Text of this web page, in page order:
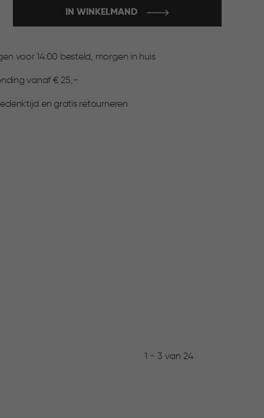
IN WINKELMAND
voor 14:00 besteld, morgen in huis
vanaf € 25,-
en gratis retourneren
1 - 3 van 24